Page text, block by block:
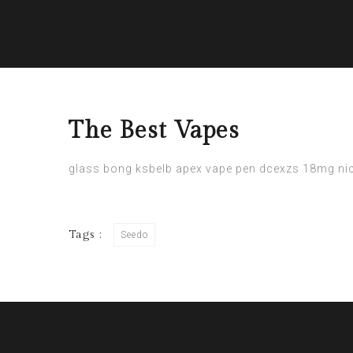
The Best Vapes
glass bong ksbelb apex vape pen dcexzs 18mg
Tags : Seedo